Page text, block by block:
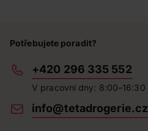
Potřebujete poradit?
+420 296 335 552
V pracovní dny: 8:00–16:30
info@tetadrogerie.cz